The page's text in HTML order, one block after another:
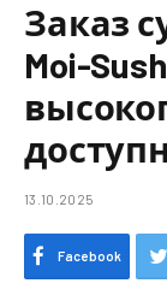
Заказ
Moi-
13.10.2025
Facebook